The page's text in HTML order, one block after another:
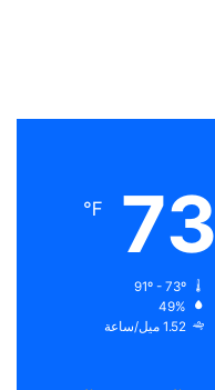
73
℉
49%
1.52 ميل/ساعة